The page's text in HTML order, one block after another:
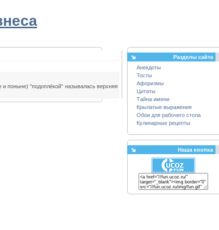
и поныне) "подоплёкой" называлась верхняя
Разделы сайта
Анекдоты
Тосты
Афоризмы
Цитаты
Тайна имени
Крылатые выражения
Обои для рабочего стола
Кулинарные рецепты
Наша кнопка